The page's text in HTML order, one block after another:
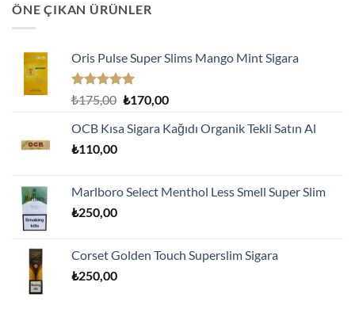
ÖNE ÇIKAN ÜRÜNLER
Oris Pulse Super Slims Mango Mint Sigara
5 üzerinden
oy
aldı
₺175,00 Orijinal
₺175,00.
₺170,00Şu
fiyat:
OCB Kısa Sigara Kağıdı Organik Tekli Satın Al
₺110,00
Marlboro Select Menthol Less Smell Super Slim
₺250,00
Corset Golden Touch Superslim Sigara
₺250,00